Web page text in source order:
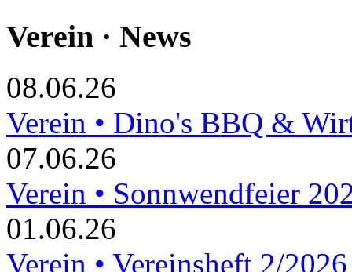
Verein · News
08.06.26
Verein • Dino's BBQ &
07.06.26
Verein • Sonnwendfeier
01.06.26
Verein • Vereinsheft 2/2026